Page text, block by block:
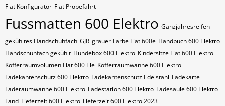
Fiat Konfigurator Fiat Probefahrt
Fussmatten 600 Elektro Ganzjahresreifen
gekühltes Handschuhfach GJR grauer Farbe Fiat 600e Handbuch 600 Elektro
Handschuhfach gekühlt Hundebox 600 Elektro Kindersitze Fiat 600 Elektro
Kofferraumvolumen Fiat 600 Ele Kofferraumwanne 600 Elektro
Ladekantenschutz 600 Elektro Ladekantenschutz Edelstahl Ladekarte
Laderaumwanne 600 Elektro Ladestation 600 Elektro Ladesäule 600 Elektro
Land Lieferzeit 600 Elektro Lieferzeit 600 Elektro 2023